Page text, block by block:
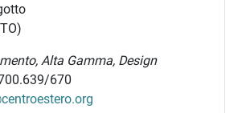
Alta Gamma, Design
670